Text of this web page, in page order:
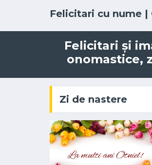
Felicitari cu nume |
Felicitari și
onomastice,
Zi de nastere